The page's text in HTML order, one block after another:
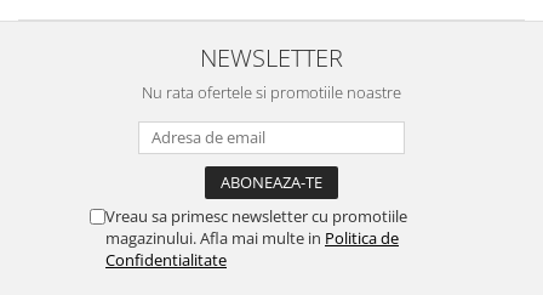
NEWSLETTER
Nu rata ofertele si promotiile noastre
Vreau sa primesc newsletter cu promotiile
magazinului. Afla mai multe in Politica de
Confidentialitate